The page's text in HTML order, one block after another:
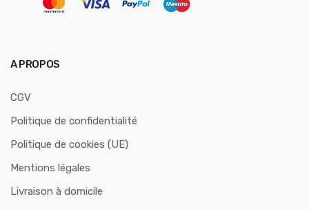
A PROPOS
CGV
Politique de confidentialité
Politique de cookies (UE)
Mentions légales
Livraison à domicile